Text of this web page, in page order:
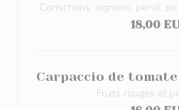
Cornichons, oignons, persil,
18,00
Carpaccio de
Fruits rouges et